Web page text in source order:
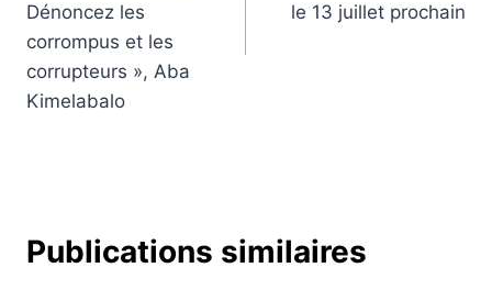
Dénoncez les
corrompus et les
corrupteurs », Aba
Kimelabalo
le 13 juillet prochain
Publications similaires